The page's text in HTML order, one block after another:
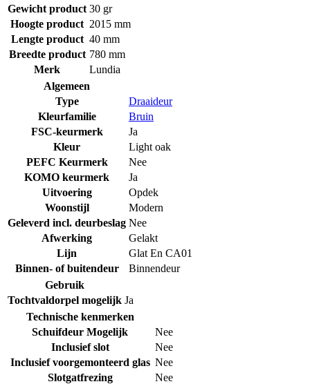
Gewicht product 30 gr
Hoogte product 2015 mm
Lengte product 40 mm
Breedte product 780 mm
Merk
Lundia
Algemeen
Type
Draaideur
Kleurfamilie
Bruin
FSC-keurmerk
Ja
Kleur
Light oak
PEFC Keurmerk
Nee
KOMO keurmerk
Ja
Uitvoering
Opdek
Woonstijl
Modern
Geleverd incl. deurbeslag Nee
Afwerking
Gelakt
Lijn
Glat En CA01
Binnen- of buitendeur
Binnendeur
Gebruik
Tochtvaldorpel mogelijk Ja
Technische kenmerken
Schuifdeur Mogelijk
Nee
Inclusief slot
Nee
Inclusief voorgemonteerd glas Nee
Slotgatfrezing
Nee